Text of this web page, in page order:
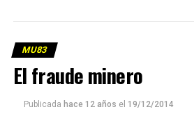
MU83
El fraude minero
Publicada hace 12 años el 19/12/2014